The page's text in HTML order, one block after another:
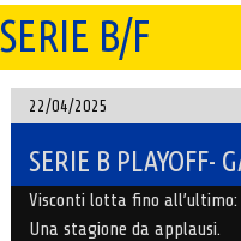
SERIE B/F
22/04/2025
SERIE B PLAYOFF-
Visconti lotta fino
Una stagione da applausi.